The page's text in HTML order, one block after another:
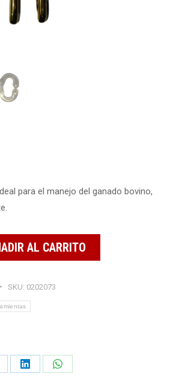
para el manejo del ganado bovino,
AL CARRITO
SKU: 0202073
Share
Share